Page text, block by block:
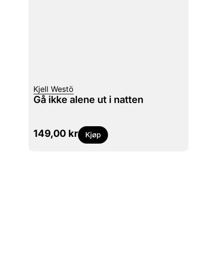
Kjell Westö
Gå ikke alene ut i natten
149,00 kr Kjøp